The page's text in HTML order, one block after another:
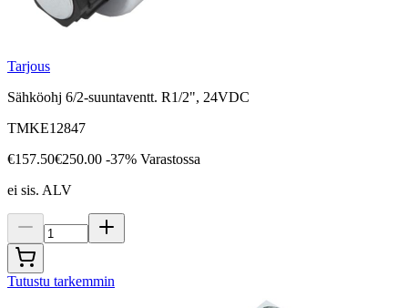
Tarjous
Sähköohj 6/2-suuntaventt. R1/2", 24VDC
TMKE12847
€157.50€250.00 -37% Varastossa
ei sis. ALV
Tutustu tarkemmin